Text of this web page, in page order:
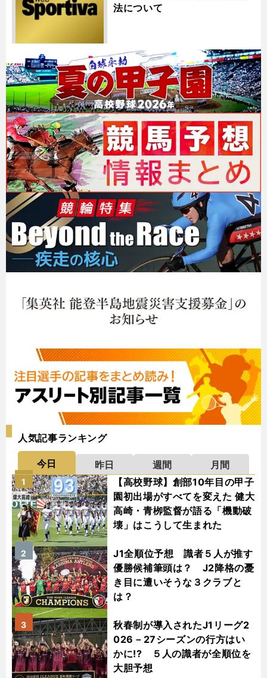
法について
人気記事ランキング
今日 昨日 週間
月間
【高校野球】創部10年目の甲子
園初出場がすべてを変えた 健大
高崎・青栁監督が語る「機動破
壊」はこうして生まれた
1
J1全順位予想 識者５人が推す
優勝候補筆頭は？ J2降格の憂
き目に遭いそうな３クラブと
は？
2
秋春制が導入されたJ1リーグ2
026－27シーズンの行方はい
かに!? ５人の識者が全順位を
大胆予想
3